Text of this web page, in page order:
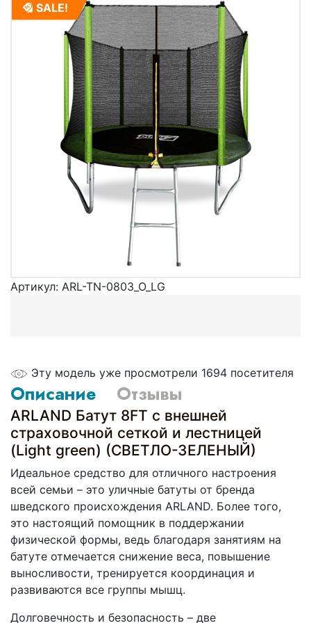
SALE!
Артикул: ARL-TN-0803_O_LG
Эту модель уже просмотрели 1694 посетителя
Описание Отзывы
ARLAND Батут 8FT с внешней
страховочной сеткой и лестницей
(Light green) (СВЕТЛО-ЗЕЛЕНЫЙ)
Идеальное средство для отличного настроения
всей семьи – это уличные батуты от бренда
шведского происхождения ARLAND. Более того,
это настоящий помощник в поддержании
физической формы, ведь благодаря занятиям на
батуте отмечается снижение веса, повышение
выносливости, тренируется координация и
развиваются все группы мышц.
Долговечность и безопасность – две